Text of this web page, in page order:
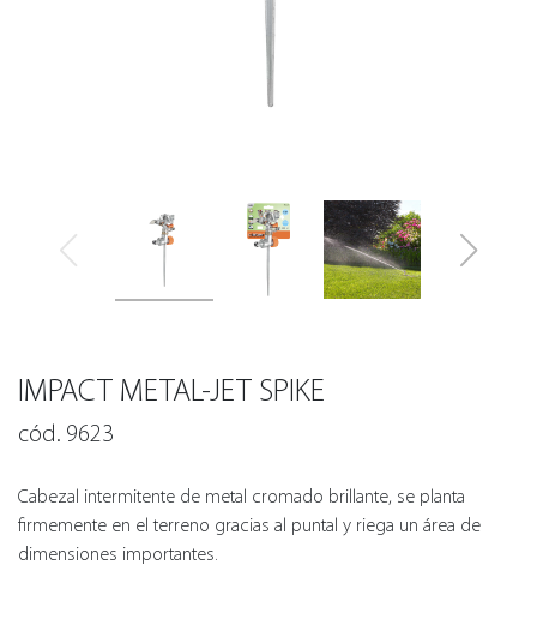
IMPACT METAL-JET SPIKE
cód. 9623
Cabezal intermitente de metal cromado brillante, se planta
firmemente en el terreno gracias al puntal y riega un área de
dimensiones importantes.